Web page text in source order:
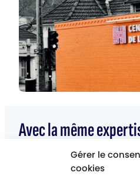
Gérer le
cookies
Avec la même
–ANZIN